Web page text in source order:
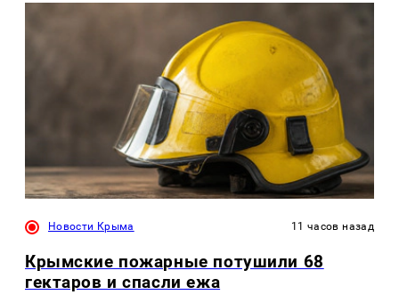
Новости Крыма 11 часов назад
Крымские пожарные потушили 68
гектаров и спасли ежа